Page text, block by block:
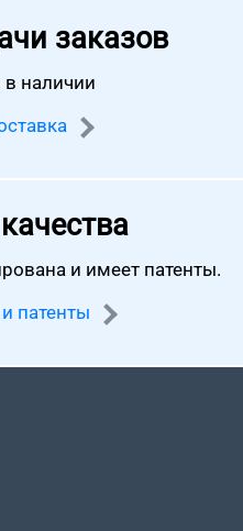
заказов
наличии
и имеет патенты.
патенты